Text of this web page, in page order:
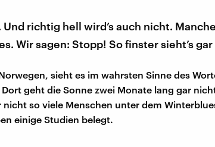
richtig hell wird’s auch nicht.
Wir sagen: Stopp! So finster sieht’s
sieht es im wahrsten Sinne des
geht die Sonne zwei Monate lang gar
so viele Menschen unter dem
einige Studien belegt.